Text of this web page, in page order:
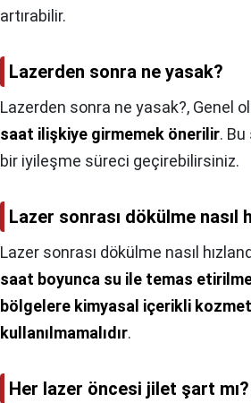
artırabilir.
Lazerden sonra ne yasak?
Lazerden sonra ne yasak?, Genel
saat ilişkiye girmemek önerilir.
bir iyileşme süreci geçirebilirsiniz.
Lazer sonrası dökülme nasıl
Lazer sonrası dökülme nasıl
saat boyunca su ile temas
bölgelere kimyasal içerikli
kullanılmamalıdır.
Her lazer öncesi jilet şart mı?